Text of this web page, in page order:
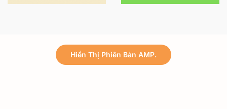
Hiển Thị Phiên Bản AMP.